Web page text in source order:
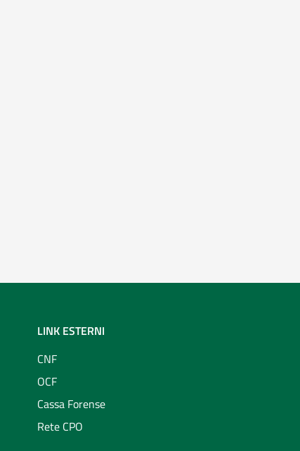
LINK ESTERNI
CNF
OCF
Cassa Forense
Rete CPO